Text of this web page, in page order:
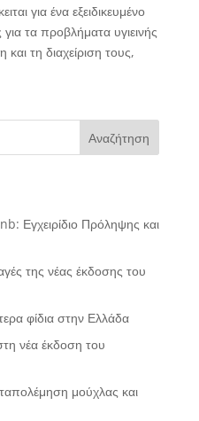
για ένα εξειδικευμένο
τα προβλήματα υγιεινής
τη διαχείριση τους,
Αναζήτηση
Εγχειρίδιο Πρόληψης και
της νέας έκδοσης του
φίδια στην Ελλάδα
νέα έκδοση του
μούχλας και